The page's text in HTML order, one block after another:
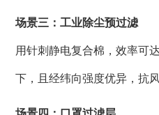
场景三：工业除尘预过滤
用针刺静电复合棉，效率可
下，且经纬向强度优异，抗风